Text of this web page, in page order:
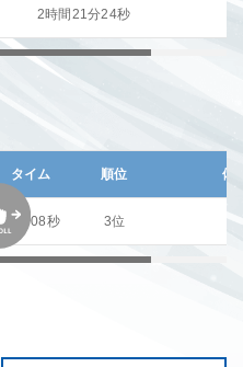
2時間21分24秒
タイム 順位 備
38分08秒 3位